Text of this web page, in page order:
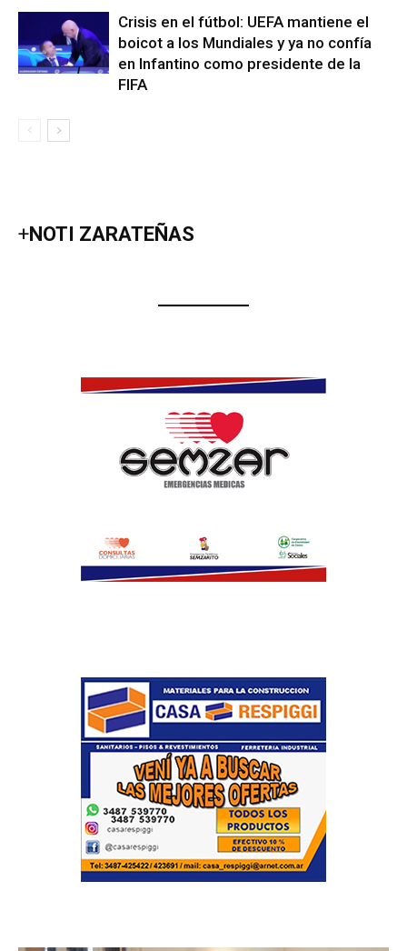
Crisis en el fútbol: UEFA mantiene el
boicot a los Mundiales y ya no confía
en Infantino como presidente de la
FIFA
+NOTI ZARATEÑAS